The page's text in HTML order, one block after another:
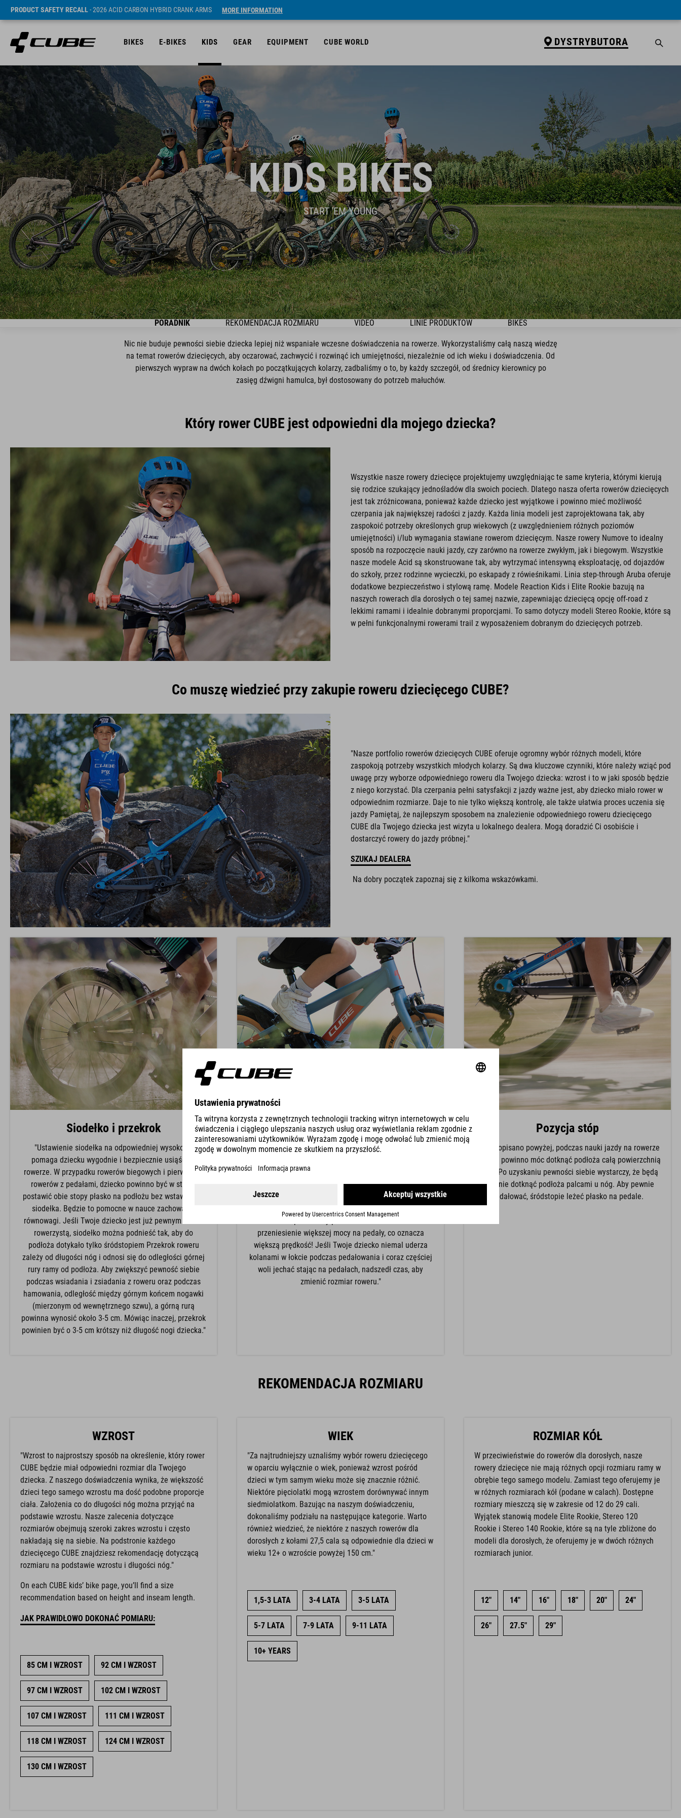
PRODUCT SAFETY RECALL- 2026 ACID CARBON HYBRID CRANK ARMS MORE INFORMATION
BIKES E-BIKES KIDS GEAR EQUIPMENT CUBE WORLD DYSTRYBUTORA
KIDS BIKES
START 'EM YOUNG
PORADNIK REKOMENDACJA ROZMIARU VIDEO LINIE PRODUKTÓW BIKES
Nic nie buduje pewności siebie dziecka lepiej niż wspaniałe wczesne doświadczenia na rowerze. Wykorzystaliśmy całą naszą wiedzę
na temat rowerów dziecięcych, aby oczarować, zachwycić i rozwinąć ich umiejętności, niezależnie od ich wieku i doświadczenia. Od
pierwszych wypraw na dwóch kołach po początkujących kolarzy, zadbaliśmy o to, by każdy szczegół, od średnicy kierownicy po
zasięg dźwigni hamulca, był dostosowany do potrzeb małuchów.
Który rower CUBE jest odpowiedni dla mojego dziecka?
Wszystkie nasze rowery dziecięce projektujemy uwzględniając te same kryteria, którymi kierują
się rodzice szukający jednośladów dla swoich pociech. Dlatego nasza oferta rowerów dziecięcych
jest tak zróżnicowana, ponieważ każde dziecko jest wyjątkowe i powinno mieć możliwość
czerpania jak największej radości z jazdy. Każda linia modeli jest zaprojektowana tak, aby
zaspokoić potrzeby określonych grup wiekowych (z uwzględnieniem różnych poziomów
umiejętności) i/lub wymagania stawiane rowerom dziecięcym. Nasze rowery Numove to idealny
sposób na rozpoczęcie nauki jazdy, czy zarówno na rowerze zwykłym, jak i biegowym. Wszystkie
nasze modele Acid są skonstruowane tak, aby wytrzymać intensywną eksploatację, od dojazdów
do szkoły, przez rodzinne wycieczki, po eskapady z rówieśnikami. Linia step-through Aruba oferuje
dodatkowe bezpieczeństwo i stylową ramę. Modele Reaction Kids i Elite Rookie bazują na
naszych rowerach dla dorosłych o tej samej nazwie, zapewniając dziecięcą opcję off-road z
lekkimi ramami i idealnie dobranymi proporcjami. To samo dotyczy modeli Stereo Rookie, które są
w pełni funkcjonalnymi rowerami trail z wyposażeniem dobranym do dziecięcych potrzeb.
Co muszę wiedzieć przy zakupie roweru dziecięcego CUBE?
"Nasze portfolio rowerów dziecięcych CUBE oferuje ogromny wybór różnych modeli, które
zaspokoją potrzeby wszystkich młodych kolarzy. Są dwa kluczowe czynniki, które należy wziąć pod
uwagę przy wyborze odpowiedniego roweru dla Twojego dziecka: wzrost i to w jaki sposób będzie
z niego korzystać. Dla czerpania pełni satysfakcji z jazdy ważne jest, aby dziecko miało rower w
odpowiednim rozmiarze. Daje to nie tylko większą kontrolę, ale także ułatwia proces uczenia się
jazdy Pamiętaj, że najlepszym sposobem na znalezienie odpowiedniego roweru dziecięcego
CUBE dla Twojego dziecka jest wizyta u lokalnego dealera. Mogą doradzić Ci osobiście i
dostarczyć rowery do jazdy próbnej."
SZUKAJ DEALERA
Na dobry początek zapoznaj się z kilkoma wskazówkami.
Siodełko i przekrok
"Ustawienie siodełka na odpowiedniej wysokości
pomaga dziecku wygodnie i bezpiecznie usiąść na
rowerze. W przypadku rowerów biegowych i pierwszych
rowerów z pedałami, dziecko powinno być w stanie
postawić obie stopy płasko na podłożu bez wstawania z
siodełka. Będzie to pomocne w nauce zachowania
równowagi. Jeśli Twoje dziecko jest już pewnym siebie
rowerzystą, siodełko można podnieść tak, aby do
podłoża dotykało tylko śródstopiem Przekrok roweru
zależy od długości nóg i odnosi się do odległości górnej
rury ramy od podłoża. Aby zwiększyć pewność siebie
podczas wsiadania i zsiadania z roweru oraz podczas
hamowania, odległość między górnym końcem nogawki
(mierzonym od wewnętrznego szwu), a górną rurą
powinna wynosić około 3-5 cm. Mówiąc inaczej, przekrok
powinien być o 3-5 cm krótszy niż długość nogi dziecka."
Pozycja kolana
"Położenie kolana zależy od wysokości siodełka. Dla
mocniejszym zgięciem w kolanie tak, aby w trudnej
sytuacji łatwo było postawić stopy płasko na podłożu.
Dorośli i bardziej pewne siebie dzieci mogą podwyższyć
siodełko, dzięki czemu kolana będą się niemal
całkowicie prostowały pedałowania. Pozwala to na
przeniesienie większej mocy na pedały, co oznacza
większą prędkość! Jeśli Twoje dziecko niemal uderza
kolanami w łokcie podczas pedałowania i coraz częściej
woli jechać stając na pedałach, nadszedł czas, aby
zmienić rozmiar roweru."
Pozycja stóp
Jak to opisano powyżej, podczas nauki jazdy na rowerze
dziecko powinno móc dotknąć podłoża całą powierzchnią
stopy. Po uzyskaniu pewności siebie wystarczy, że będą
w stanie dotknąć podłoża palcami u nóg. Aby pewnie
pedałować, śródstopie leżeć płasko na pedale.
REKOMENDACJA ROZMIARU
WZROST
"Wzrost to najprostszy sposób na określenie, który rower
CUBE będzie miał odpowiedni rozmiar dla Twojego
dziecka. Z naszego doświadczenia wynika, że większość
dzieci tego samego wzrostu ma dość podobne proporcje
ciała. Założenia co do długości nóg można przyjąć na
podstawie wzrostu. Nasze zalecenia dotyczące
rozmiarów obejmują szeroki zakres wzrostu i często
nakładają się na siebie. Na podstronie każdego
dziecięcego CUBE znajdziesz rekomendację dotyczącą
rozmiaru na podstawie wzrostu i długości nóg."
On each CUBE kids’ bike page, you’ll find a size
recommendation based on height and inseam length.
JAK PRAWIDŁOWO DOKONAĆ POMIARU:
85 CM I WZROST 92 CM I WZROST
97 CM I WZROST 102 CM I WZROST
107 CM I WZROST 111 CM I WZROST
118 CM I WZROST 124 CM I WZROST
130 CM I WZROST
WIEK
"Za najtrudniejszy uznaliśmy wybór roweru dziecięcego
w oparciu wyłącznie o wiek, ponieważ wzrost pośród
dzieci w tym samym wieku może się znacznie różnić.
Niektóre pięciolatki mogą wzrostem dorównywać innym
siedmiolatkom. Bazując na naszym doświadczeniu,
dokonaliśmy podziału na następujące kategorie. Warto
również wiedzieć, że niektóre z naszych rowerów dla
dorosłych z kołami 27,5 cala są odpowiednie dla dzieci w
wieku 12+ o wzroście powyżej 150 cm."
1,5-3 LATA 3-4 LATA 3-5 LATA
5-7 LATA 7-9 LATA 9-11 LATA
10+ YEARS
ROZMIAR KÓŁ
W przeciwieństwie do rowerów dla dorosłych, nasze
rowery dziecięce nie mają różnych opcji rozmiaru ramy w
obrębie tego samego modelu. Zamiast tego oferujemy je
w różnych rozmiarach kół (podane w calach). Dostępne
rozmiary mieszczą się w zakresie od 12 do 29 cali.
Wyjątek stanowią modele Elite Rookie, Stereo 120
Rookie i Stereo 140 Rookie, które są na tyle zbliżone do
modeli dla dorosłych, że oferujemy je w dwóch różnych
rozmiarach junior.
12" 14" 16" 18" 20" 24"
26" 27.5" 29"